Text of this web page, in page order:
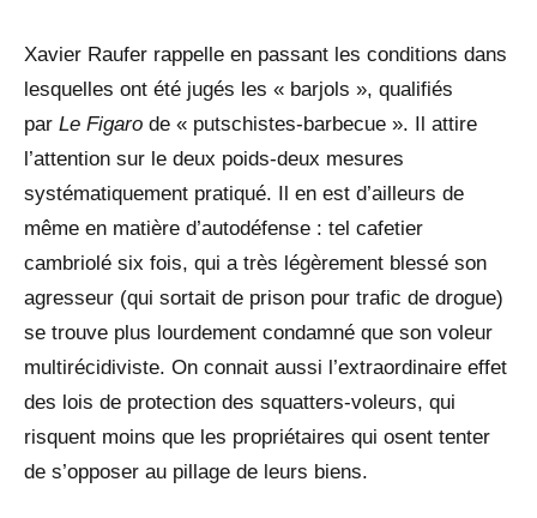
Xavier Raufer rappelle en passant les conditions dans
lesquelles ont été jugés les « barjols », qualifiés
par Le Figaro de « putschistes-barbecue ». Il attire
l’attention sur le deux poids-deux mesures
systématiquement pratiqué. Il en est d’ailleurs de
même en matière d’autodéfense : tel cafetier
cambriolé six fois, qui a très légèrement blessé son
agresseur (qui sortait de prison pour trafic de drogue)
se trouve plus lourdement condamné que son voleur
multirécidiviste. On connait aussi l’extraordinaire effet
des lois de protection des squatters-voleurs, qui
risquent moins que les propriétaires qui osent tenter
de s’opposer au pillage de leurs biens.